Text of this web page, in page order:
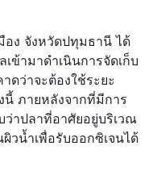
อง จังหวัดปทุมธานี ได้
ข้ามาดำเนินการจัดเก็บ
ดว่าจะต้องใช้ระยะ
นี้ ภายหลังจากที่มีการ
าปลาที่อาศัยอยู่บริเวณ
วน้ำเพื่อรับออกซิเจนได้